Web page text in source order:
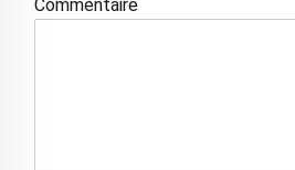
Commentaire